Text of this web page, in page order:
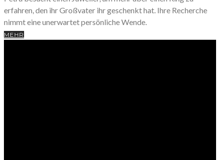
erfahren, den ihr Großvater ihr geschenkt hat. Ihre Recherche
nimmt eine unerwartet persönliche Wende.
MEHR